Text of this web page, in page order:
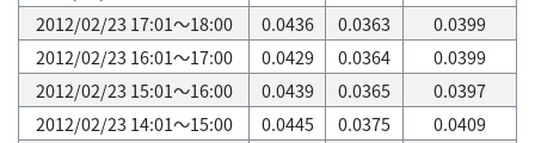
2012/02/23 17:01～18:00
0.0436 0.0363
0.0399
2012/02/23 16:01～17:00
0.0429 0.0364
0.0399
2012/02/23 15:01～16:00
0.0439 0.0365
0.0397
2012/02/23 14:01～15:00
0.0445 0.0375
0.0409